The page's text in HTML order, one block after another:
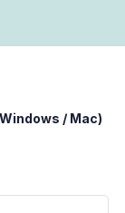
/ Mac)